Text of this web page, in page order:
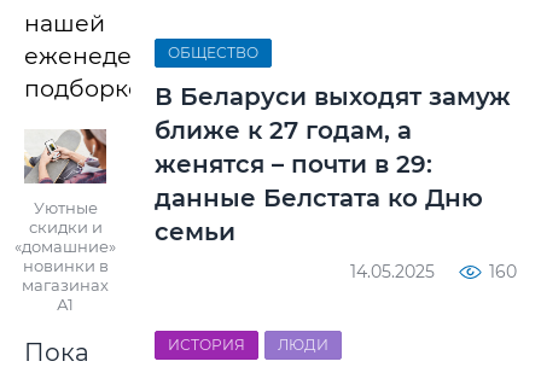
нашей
еженедельной
подборке!
Уютные
скидки и
«домашние»
новинки в
магазинах
А1
Пока
ОБЩЕСТВО
В Беларуси выходят замуж
ближе к 27 годам, а
женятся – почти в 29:
данные Белстата ко Дню
семьи
14.05.2025 160
ИСТОРИЯ ЛЮДИ